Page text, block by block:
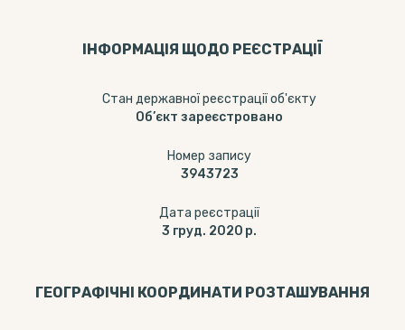
ІНФОРМАЦІЯ ЩОДО РЕЄСТРАЦІЇ
Стан державної реєстрації об'єкту
Об’єкт зареєстровано
Номер запису
3943723
Дата реєстрації
3 груд. 2020 р.
ГЕОГРАФІЧНІ КООРДИНАТИ РОЗТАШУВАННЯ